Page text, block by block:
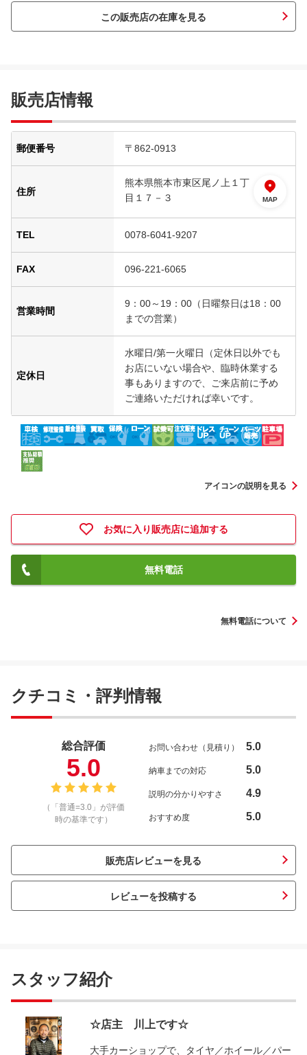
この販売店の在庫を見る
販売店情報
郵便番号 〒862-0913
住所
熊本県熊本市東区尾ノ上１丁
目１７－３
MAP
TEL 0078-6041-9207
FAX 096-221-6065
営業時間
9：00～19：00（日曜祭日は18：00
までの営業）
定休日
水曜日/第一火曜日（定休日以外でも
お店にいない場合や、臨時休業する
事もありますので、ご来店前に予め
ご連絡いただければ幸いです。
アイコンの説明を見る
お気に入り販売店に追加する
無料電話
無料電話について
クチコミ・評判情報
総合評価
5.0
（「普通=3.0」が評価
時の基準です）
お問い合わせ（見積り） 5.0
納車までの対応 5.0
説明の分かりやすさ 4.9
おすすめ度 5.0
販売店レビューを見る
レビューを投稿する
スタッフ紹介
☆店主 川上です☆
大手カーショップで、タイヤ／ホイール／パー